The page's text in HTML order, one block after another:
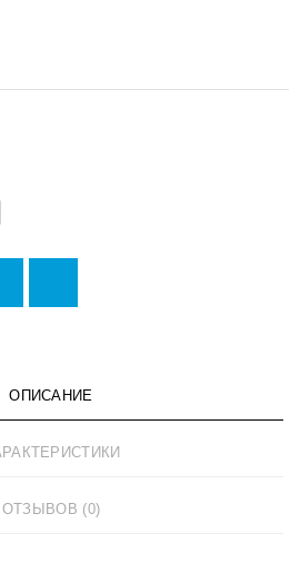
ОПИСАНИЕ
ОТЗЫВОВ (0)